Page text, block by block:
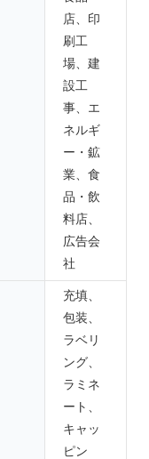
店、印
刷工
場、建
設工
事、エ
ネルギ
ー・鉱
業、食
品・飲
料店、
広告会
社
充填、
包装、
ラベリ
ング、
ラミネ
ート、
キャッ
ピン